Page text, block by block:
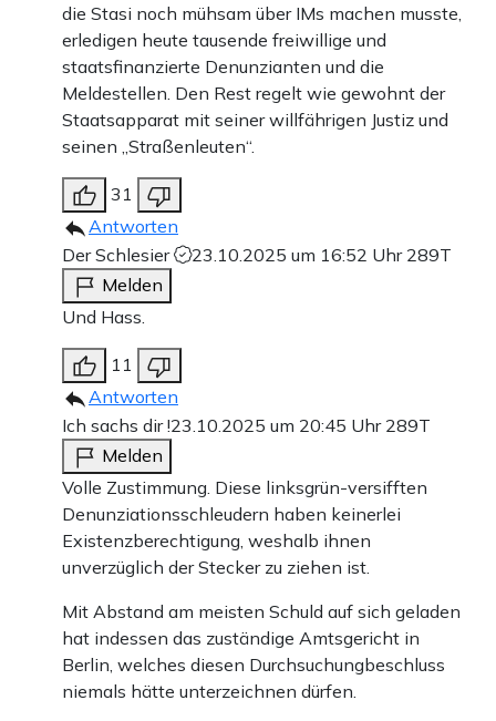
die Stasi noch mühsam über IMs machen musste,
erledigen heute tausende freiwillige und
staatsfinanzierte Denunzianten und die
Meldestellen. Den Rest regelt wie gewohnt der
Staatsapparat mit seiner willfährigen Justiz und
seinen „Straßenleuten“.
31
Antworten
Der Schlesier
23.10.2025 um 16:52 Uhr 289T
Melden
Und Hass.
11
Antworten
Ich sachs dir !23.10.2025 um 20:45 Uhr 289T
Melden
Volle Zustimmung. Diese linksgrün-versifften
Denunziationsschleudern haben keinerlei
Existenzberechtigung, weshalb ihnen
unverzüglich der Stecker zu ziehen ist.
Mit Abstand am meisten Schuld auf sich geladen
hat indessen das zuständige Amtsgericht in
Berlin, welches diesen Durchsuchungbeschluss
niemals hätte unterzeichnen dürfen.